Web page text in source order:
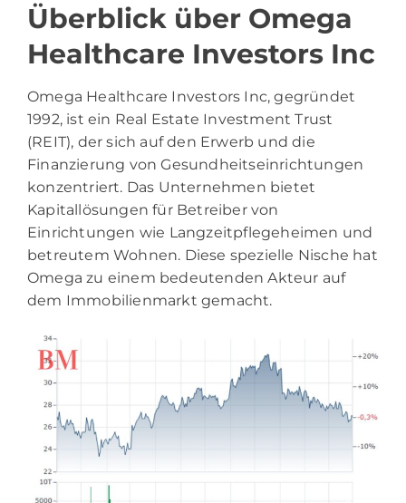
Überblick über Omega
Healthcare Investors Inc
Omega Healthcare Investors Inc, gegründet
1992, ist ein Real Estate Investment Trust
(REIT), der sich auf den Erwerb und die
Finanzierung von Gesundheitseinrichtungen
konzentriert. Das Unternehmen bietet
Kapitallösungen für Betreiber von
Einrichtungen wie Langzeitpflegeheimen und
betreutem Wohnen. Diese spezielle Nische hat
Omega zu einem bedeutenden Akteur auf
dem Immobilienmarkt gemacht.